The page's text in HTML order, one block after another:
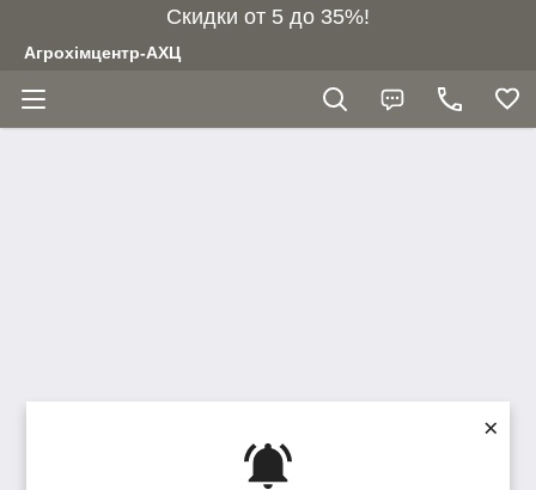
×
Скидки от 5 до 35%!
Агрохімцентр-АХЦ